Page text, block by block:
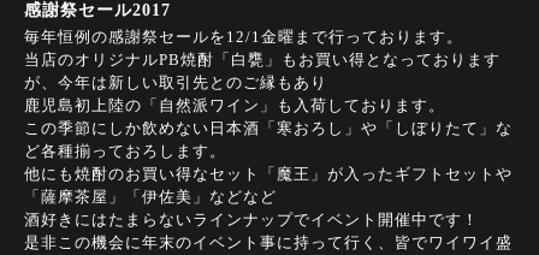
感謝祭セール2017
毎年恒例の感謝祭セールを12/1金曜まで行っております。
当店のオリジナルPB焼酎「白甕」もお買い得となっております
が、今年は新しい取引先とのご縁もあり
鹿児島初上陸の「自然派ワイン」も入荷しております。
この季節にしか飲めない日本酒「寒おろし」や「しぼりたて」な
ど各種揃っておろします。
他にも焼酎のお買い得なセット「魔王」が入ったギフトセットや
「薩摩茶屋」「伊佐美」などなど
酒好きにはたまらないラインナップでイベント開催中です！
是非この機会に年末のイベント事に持って行く、皆でワイワイ盛